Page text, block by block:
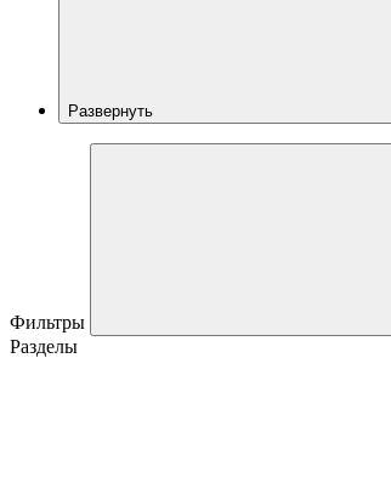
Развернуть
Фильтры
Разделы